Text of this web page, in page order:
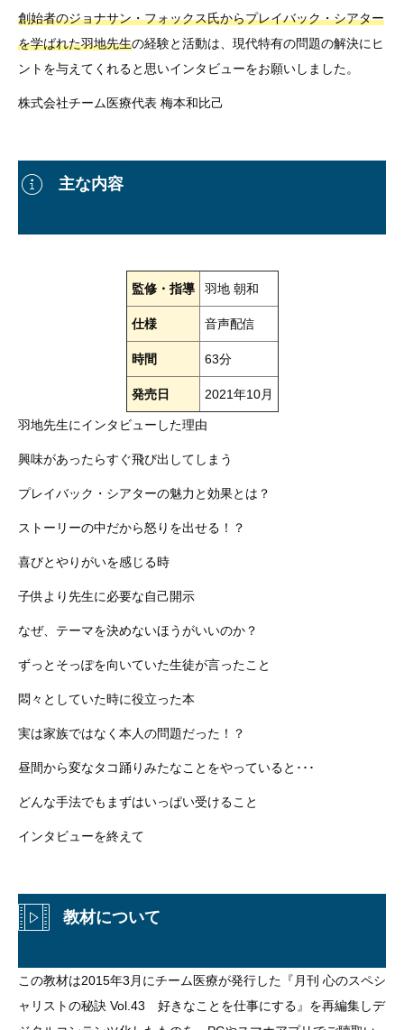
創始者のジョナサン・フォックス氏からプレイバック・シアター
を学ばれた羽地先生の経験と活動は、現代特有の問題の解決にヒ
ントを与えてくれると思いインタビューをお願いしました。
株式会社チーム医療代表 梅本和比己
主な内容
監修・指導 羽地 朝和
仕様 音声配信
時間 63分
発売日 2021年10月
羽地先生にインタビューした理由
興味があったらすぐ飛び出してしまう
プレイバック・シアターの魅力と効果とは？
ストーリーの中だから怒りを出せる！？
喜びとやりがいを感じる時
子供より先生に必要な自己開示
なぜ、テーマを決めないほうがいいのか？
ずっとそっぽを向いていた生徒が言ったこと
悶々としていた時に役立った本
実は家族ではなく本人の問題だった！？
昼間から変なタコ踊りみたなことをやっていると･･･
どんな手法でもまずはいっぱい受けること
インタビューを終えて
教材について
この教材は2015年3月にチーム医療が発行した『月刊 心のスペシ
ャリストの秘訣 Vol.43 好きなことを仕事にする』を再編集しデ